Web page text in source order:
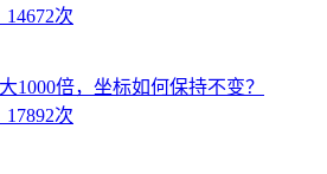
次
1000倍，坐标如何保持不变？
次